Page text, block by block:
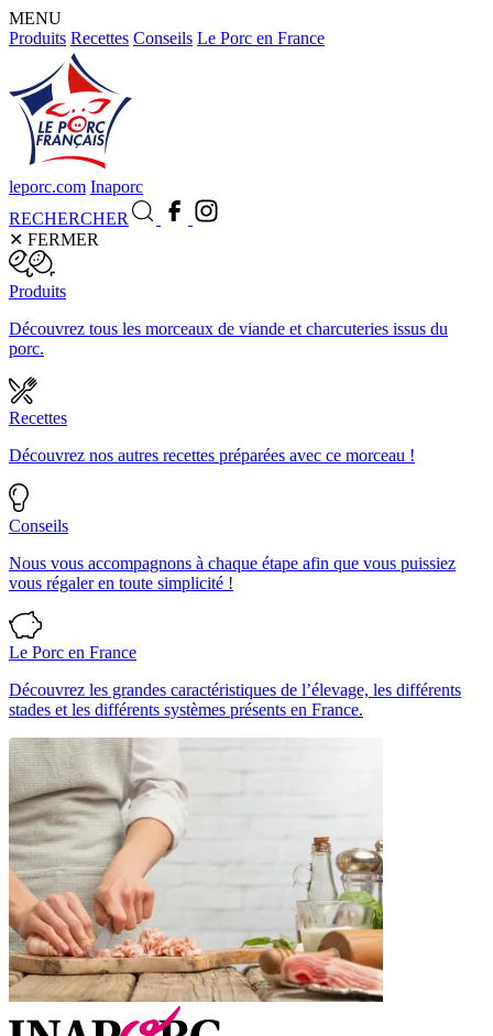
MENU
Produits Recettes Conseils Le Porc en France
leporc.com Inaporc
RECHERCHER
✕ FERMER
Produits
Découvrez tous les morceaux de viande et charcuteries issus du
porc.
Recettes
Découvrez nos autres recettes préparées avec ce morceau !
Conseils
Nous vous accompagnons à chaque étape afin que vous puissiez
vous régaler en toute simplicité !
Le Porc en France
Découvrez les grandes caractéristiques de l’élevage, les différents
stades et les différents systèmes présents en France.